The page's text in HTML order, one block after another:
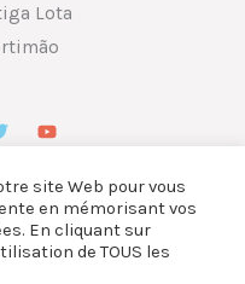
Lota
Turismo de Portimão.
site Web pour vous
en mémorisant vos
En cliquant sur
de TOUS les